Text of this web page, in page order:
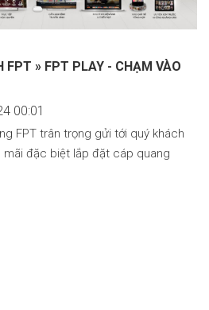
FPT » FPT PLAY - CHẠM VÀO
00:01
FPT trân trọng gửi tới quý khách
mãi đặc biệt lắp đặt cáp quang